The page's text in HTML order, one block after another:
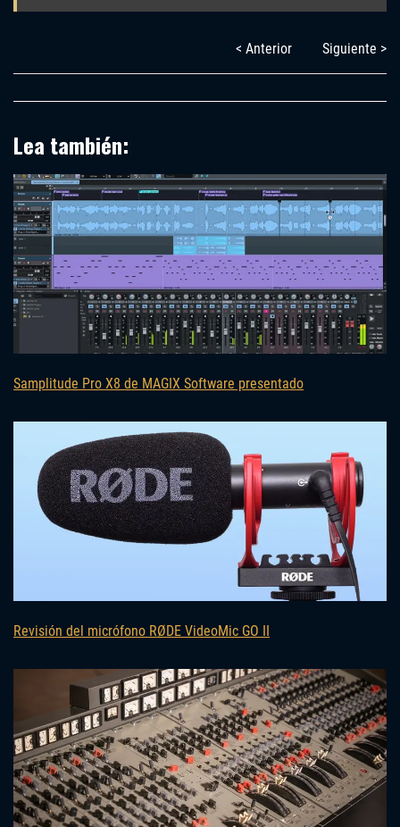
< Anterior Siguiente >
Lea también:
Samplitude Pro X8 de MAGIX Software presentado
Revisión del micrófono RØDE VideoMic GO II